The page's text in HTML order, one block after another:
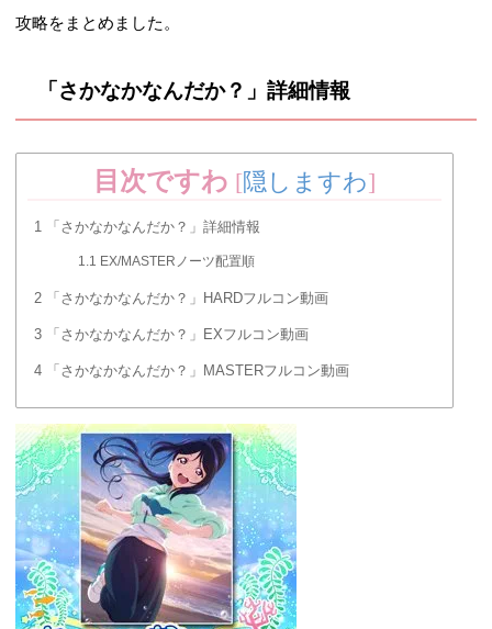
攻略をまとめました。
「さかなかなんだか？」詳細情報
目次ですわ [隠しますわ]
1 「さかなかなんだか？」詳細情報
1.1 EX/MASTERノーツ配置順
2 「さかなかなんだか？」HARDフルコン動画
3 「さかなかなんだか？」EXフルコン動画
4 「さかなかなんだか？」MASTERフルコン動画